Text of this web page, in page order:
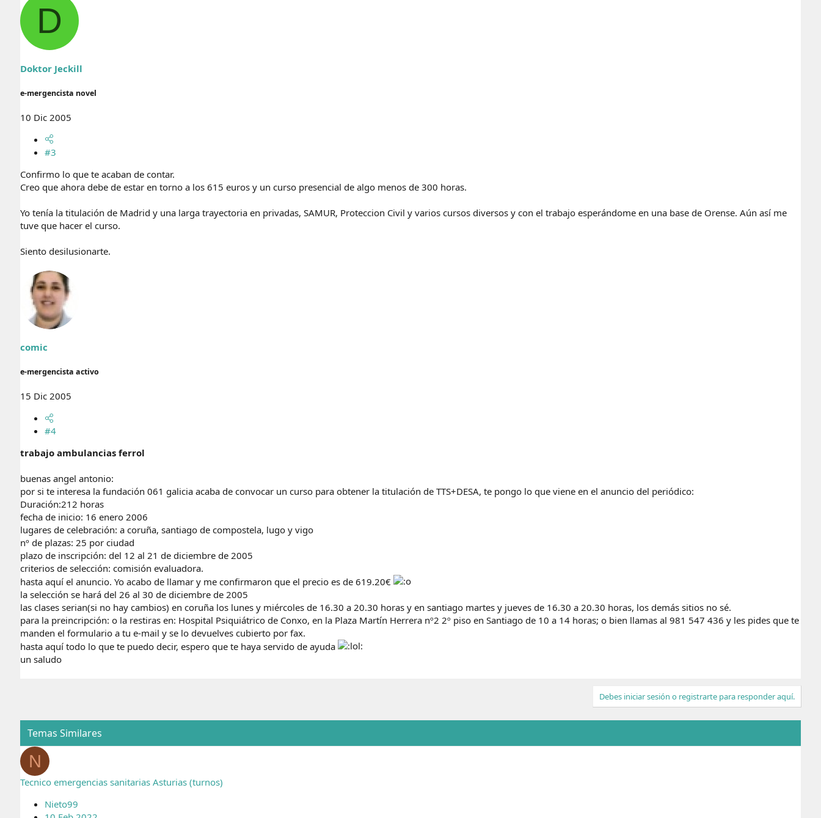
D
Doktor Jeckill
e-mergencista novel
10 Dic 2005
#3
Confirmo lo que te acaban de contar.
Creo que ahora debe de estar en torno a los 615 euros y un curso presencial de algo menos de 300 horas.
Yo tenía la titulación de Madrid y una larga trayectoria en privadas, SAMUR, Proteccion Civil y varios cursos diversos y con el trabajo esperándome en una base de Orense. Aún así me
tuve que hacer el curso.
Siento desilusionarte.
comic
e-mergencista activo
15 Dic 2005
#4
trabajo ambulancias ferrol
buenas angel antonio:
por si te interesa la fundación 061 galicia acaba de convocar un curso para obtener la titulación de TTS+DESA, te pongo lo que viene en el anuncio del periódico:
Duración:212 horas
fecha de inicio: 16 enero 2006
lugares de celebración: a coruña, santiago de compostela, lugo y vigo
nº de plazas: 25 por ciudad
plazo de inscripción: del 12 al 21 de diciembre de 2005
criterios de selección: comisión evaluadora.
hasta aquí el anuncio. Yo acabo de llamar y me confirmaron que el precio es de 619.20€
la selección se hará del 26 al 30 de diciembre de 2005
las clases serian(si no hay cambios) en coruña los lunes y miércoles de 16.30 a 20.30 horas y en santiago martes y jueves de 16.30 a 20.30 horas, los demás sitios no sé.
para la preincripción: o la restiras en: Hospital Psiquiátrico de Conxo, en la Plaza Martín Herrera nº2 2º piso en Santiago de 10 a 14 horas; o bien llamas al 981 547 436 y les pides que te
manden el formulario a tu e-mail y se lo devuelves cubierto por fax.
hasta aquí todo lo que te puedo decir, espero que te haya servido de ayuda
un saludo
Debes iniciar sesión o registrarte para responder aquí.
Temas Similares
N
Tecnico emergencias sanitarias Asturias (turnos)
Nieto99